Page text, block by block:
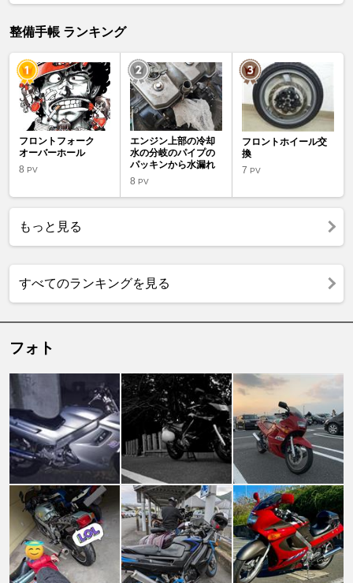
整備手帳 ランキング
フロントフォーク
オーバーホール
8 PV
エンジン上部の冷却
水の分岐のパイプの
パッキンから水漏れ
8PV
フロントホイール交
換
7 PV
もっと見る
すべてのランキングを見る
フォト